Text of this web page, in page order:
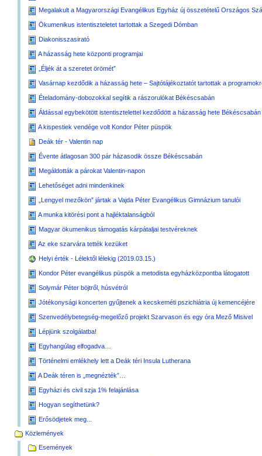
Megalakult a Magyarországi Evangélikus Egyház új összetételű Országos
Ökumenikus istentiszteletet tartottak a Szegedi Dómban
Diakonisszasirató
A házasság hete központi programjai
„Éljék át a szeretet örömét”
Vasárnap kezdődik a házasság hete – Sajtótájékoztatót tartottak a
Ételadomány-dobozokkal segítik a rászorulókat Békéscsabán
Áldással egybekötött istentisztelettel kezdődött a házasság hete Békéscsabán
A kispestiek vendége volt Kondor Péter püspök
Deák tér - Valentin nap
Évente átlagosan 300 pár házasodik össze Békéscsabán
Megáldották a párokat Valentin-napon
Lehetőséget adni mindenkinek
„Lengyel mezőkön” jártak a Vajda Péter Evangélikus Gimnázium tanulói
A munka kitörési pont a hajléktalanságból
Magyar ökumenikus támogatás kárpátaljai testvéreknek
Az eke szarvára tették kezüket
Helyi érték - Lélektől lélekig (2019.03.15.)
Kondor Péter evangélikus püspök a metodista egyházközpontba látogatott
Solymár Péter böjtről, húsvétról
Jótékonysági koncerten gyűjtenek a kecskeméti pszichiátria új kemencéjére
Szenvedélybetegség-megelőző projekt Szarvason és egy óra Mező Misivel
Lépjünk szolgálatba!
Egyhangúlag elfogadva…
Történelmi emlékhely lett a Deák téri Insula Lutherana
A Deák téren is „megnézték”…
Egyházi és civil szja 1% felajánlása
Hogyan segíthetünk?
Erősödjetek meg...
Közlemények
Események